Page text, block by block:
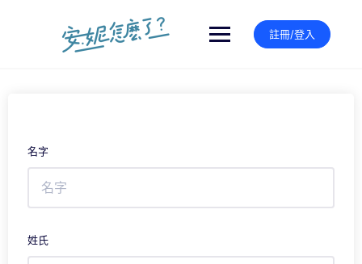
註冊/登入
名字
姓氏